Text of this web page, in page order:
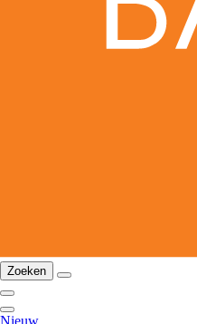
Zoeken